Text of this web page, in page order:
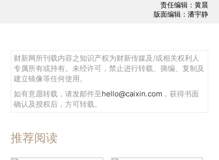
责任编辑：黄晨
版面编辑：潘宇静
财新网所刊载内容之知识产权为财新传媒及/或相关权利人
专属所有或持有。未经许可，禁止进行转载、摘编、复制及
建立镜像等任何使用。
如有意愿转载，请发邮件至hello@caixin.com ，获得书面
确认及授权后，方可转载。
推荐阅读